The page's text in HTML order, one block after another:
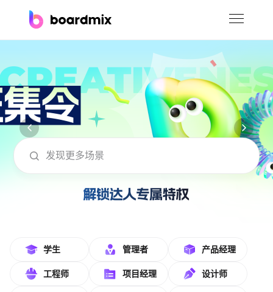
社区资源
下载
会员
企业服务
帮助中心
boardmix在线模板社区-海量模板免费下
学生 管理者 产品经理
工程师 项目经理 设计师